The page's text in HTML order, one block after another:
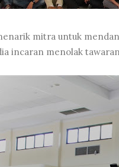
mitra untuk
incaran menolak